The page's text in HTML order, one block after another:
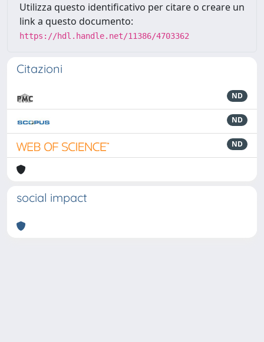
Utilizza questo identificativo per citare o creare un
link a questo documento:
https://hdl.handle.net/11386/4703362
Citazioni
ND
ND
ND
social impact